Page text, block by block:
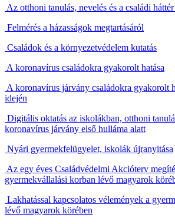
Az otthoni tanulás, nevelés és a családi
Felmérés a házasságok megtartásáról
Családok és a környezetvédelem kutatás
A koronavírus családokra gyakorolt hatása
A koronavírus járvány családokra gyakorolt
idején
Digitális oktatás az iskolákban, otthoni
koronavírus járvány első hulláma alatt
Nyári gyermekfelügyelet, iskolák újranyitása
Az egy éves Családvédelmi Akcióterv
gyermekvállalási korban lévő magyarok
Lakhatással kapcsolatos vélemények a
lévő magyarok körében